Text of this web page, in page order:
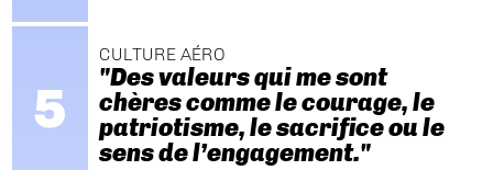
CULTURE AÉRO
"Des valeurs qui me sont
chères comme le courage, le
patriotisme, le sacrifice ou le
sens de l’engagement."